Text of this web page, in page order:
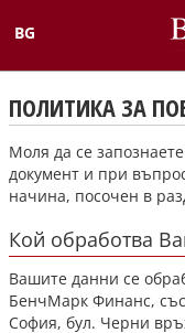
BG
English
ПОЛИТИКА ЗА
Моля да се
документ и при
начина, посочен в
Кой обработва
Вашите данни се
БенчМарк Финанс,
София, бул. Черни